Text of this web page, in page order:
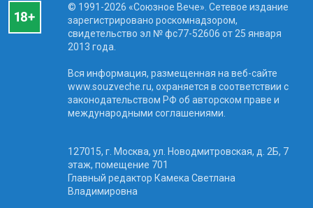
© 1991-2026 «Союзное Вече». Сетевое издание
зарегистрировано роскомнадзором,
свидетельство эл № фc77-52606 от 25 января
2013 года.
Вся информация, размещенная на веб-сайте
www.souzveche.ru, охраняется в соответствии с
законодательством РФ об авторском праве и
международными соглашениями.
127015, г. Москва, ул. Новодмитровская, д. 2Б, 7
этаж, помещение 701
Главный редактор Камека Светлана
Владимировна